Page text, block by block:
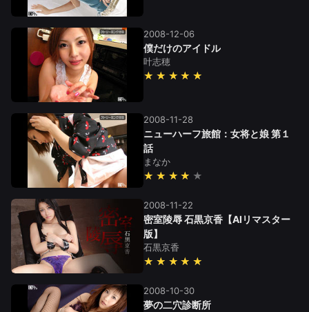
2008-12-06
僕だけのアイドル
叶志穂
★★★★★
2008-11-28
ニューハーフ旅館：女将と娘 第１
話
まなか
★★★★
2008-11-22
密室陵辱 石黒京香【AIリマスター
版】
石黒京香
★★★★★
2008-10-30
夢の二穴診断所